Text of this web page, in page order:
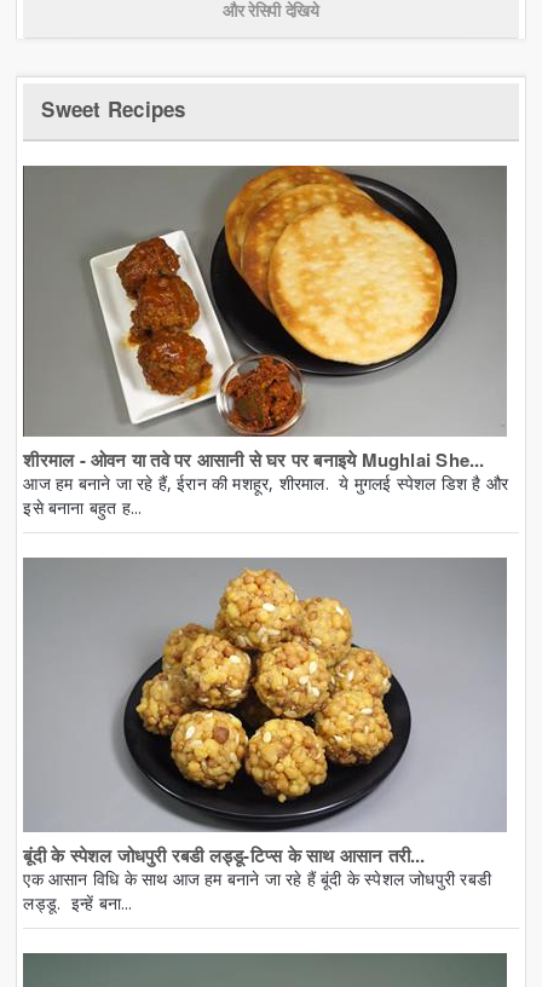
और रेसिपी देखिये
Sweet Recipes
शीरमाल - ओवन या तवे पर आसानी से घर पर बनाइये Mughlai She...
आज हम बनाने जा रहे हैं, ईरान की मशहूर, शीरमाल. ये मुगलई स्पेशल डिश है और
इसे बनाना बहुत ह...
बूंदी के स्पेशल जोधपुरी रबडी लड्डू-टिप्स के साथ आसान तरी...
एक आसान विधि के साथ आज हम बनाने जा रहे हैं बूंदी के स्पेशल जोधपुरी रबडी
लड्डू. इन्हें बना...